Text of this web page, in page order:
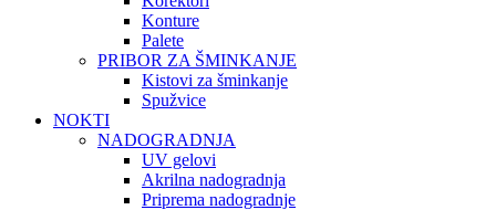
Konture
Palete
PRIBOR ZA ŠMINKANJE
Kistovi za šminkanje
Spužvice
NOKTI
NADOGRADNJA
UV gelovi
Akrilna nadogradnja
Priprema nadogradnje